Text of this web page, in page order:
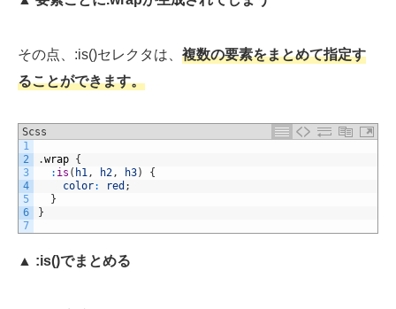
その点、:is()セレクタは、 複数の要素をまとめて指定す
ることができます。
Scss
1
2
3
4
5
6
7
.wrap {
: is ( h1 , h2 , h3)
{
color: red ;
}
}
▲ :is()でまとめる